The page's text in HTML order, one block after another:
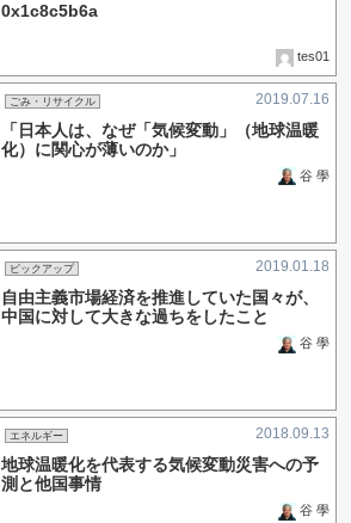
0x1c8c5b6a
tes01
ごみ・リサイクル 2019.07.16
「日本人は、なぜ「気候変動」（地球温暖
化）に関心が薄いのか」
谷 學
ピックアップ 2019.01.18
自由主義市場経済を推進していた国々が、
中国に対して大きな過ちをしたこと
谷 學
エネルギー 2018.09.13
地球温暖化を代表する気候変動災害への予
測と他国事情
谷 學